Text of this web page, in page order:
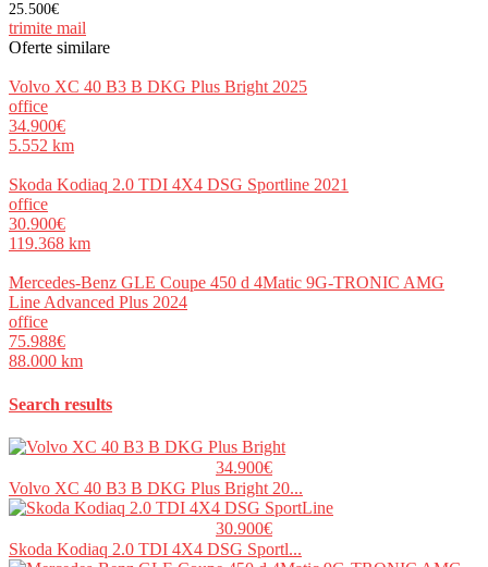
25.500€
trimite mail
Oferte similare
Volvo XC 40 B3 B DKG Plus Bright 2025
office
34.900€
5.552 km
Skoda Kodiaq 2.0 TDI 4X4 DSG Sportline 2021
office
30.900€
119.368 km
Mercedes-Benz GLE Coupe 450 d 4Matic 9G-TRONIC AMG
Line Advanced Plus 2024
office
75.988€
88.000 km
Search results
34.900€
Volvo XC 40 B3 B DKG Plus Bright 20...
30.900€
Skoda Kodiaq 2.0 TDI 4X4 DSG Sportl...